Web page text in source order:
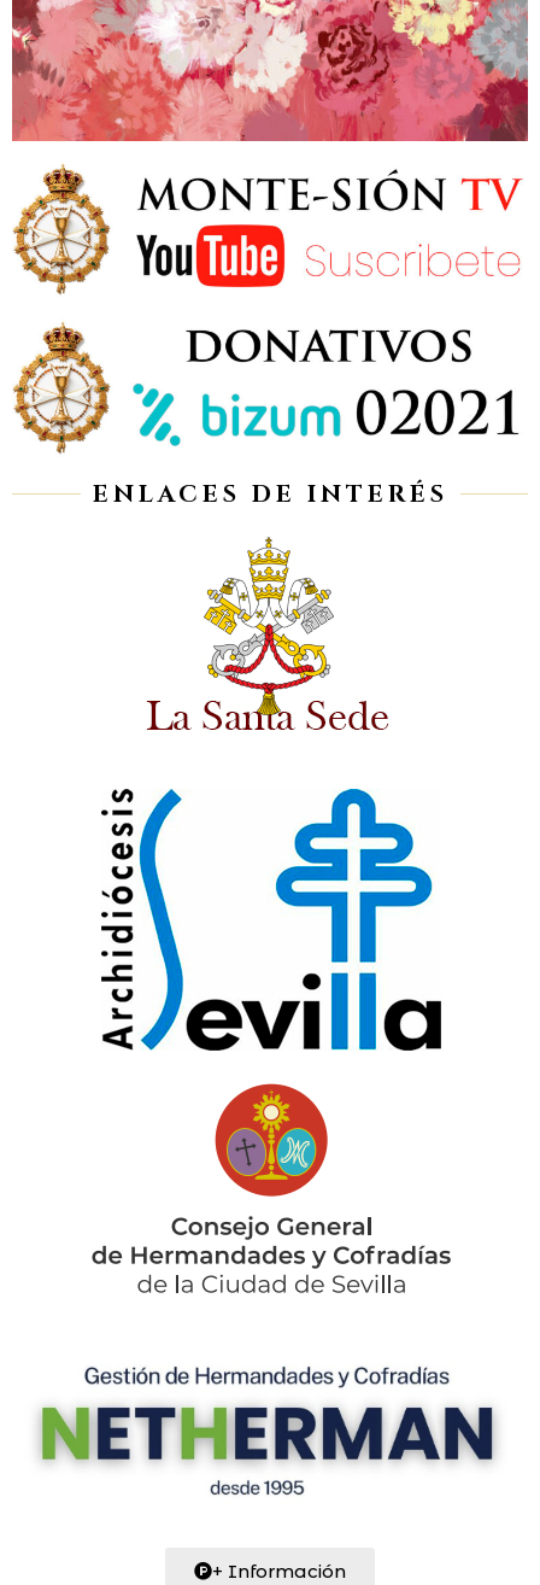
ENLACES DE INTERÉS
+ Información